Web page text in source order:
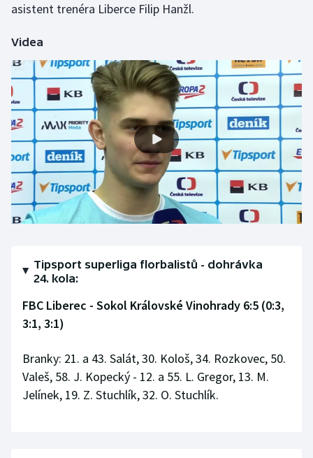
Moderní pětiboj
Motorsport
Olympijské hry
Parasport
Plavání
Plážový volejbal
Ragby
Rychlostní kanoistika
Short track
Stolní tenis
asistent trenéra Liberce Filip Hanžl.
Videa
Tipsport superliga florbalistů - dohrávka
24. kola:
FBC Liberec - Sokol Královské Vinohrady 6:5 (0:3,
3:1, 3:1)
Branky: 21. a 43. Salát, 30. Kološ, 34. Rozkovec, 50.
Valeš, 58. J. Kopecký - 12. a 55. L. Gregor, 13. M.
Jelínek, 19. Z. Stuchlík, 32. O. Stuchlík.